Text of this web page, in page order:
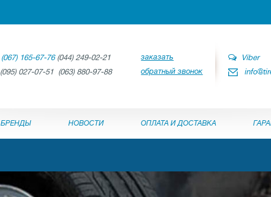
(067) 165-67-76(044) 249-02-21
(095) 027-07-51 (063) 880-97-88
заказать
обратный звонок
Viber
БРЕНДЫ НОВОСТИ ОПЛАТА И ДОСТАВКА